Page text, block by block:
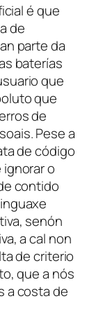
é que
de
parte da
baterías
que
que
de
Pese a
de código
o
contido
senón
a cal non
de criterio
que a nós
a costa de